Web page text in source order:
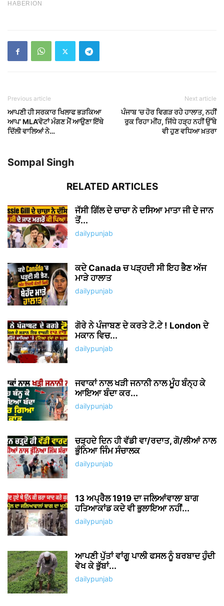
Previous article
ਆਪਣੀ ਹੀ ਸਰਕਾਰ ਖਿਲਾਫ ਭੜਕਿਆ
ਆਪ’ MLA‘ਵੋਟਾਂ ਮੰਗਣ ਮੈਂ ਆਉਣਾ ਇੱਥੇ
ਦਿੱਲੀ ਵਾਲਿਆਂ ਨੇ…
Next article
ਪੰਜਾਬ ‘ਚ ਹੋਰ ਵਿਗੜ ਰਹੇ ਹਾਲਾਤ, ਨਹੀਂ
ਰੁਕ ਰਿਹਾ ਮੀਂਹ, ਜਿੱਧੇ ਹੜ੍ਹ ਨਹੀਂ ਉੱਥੇ
ਵੀ ਹੁਣ ਵਧਿਆ ਖ਼ਤਰਾ
Sompal Singh
RELATED ARTICLES
ਜੱਸੀ ਗਿੱਲ ਦੇ ਚਾਚਾ ਨੇ ਦਸਿਆ ਮਾਤਾ ਜੀ ਦੇ ਜਾਨ
ਤੋਂ...
dailypunjab
ਕਦੇ Canada ਚ ਪੜ੍ਹਦੀ ਸੀ ਇਹ ਭੈਣ ਅੱਜ
ਮਾੜੇ ਹਾਲਾਤ
dailypunjab
ਗੋਰੇ ਨੇ ਪੰਜਾਬਣ ਦੇ ਕਰਤੇ ਟੋ.ਟੇ ! London ਦੇ
ਮਕਾਨ ਵਿਚ...
dailypunjab
ਜਵਾਕਾਂ ਨਾਲ ਖੜੀ ਜਨਾਨੀ ਨਾਲ ਮੂੰਹ ਬੰਨ੍ਹ ਕੇ
ਆਇਆ ਬੰਦਾ ਕਰ...
dailypunjab
ਚੜ੍ਹਦੇ ਦਿਨ ਹੀ ਵੱਡੀ ਵਾ/ਰਦਾਤ, ਗੋ/ਲੀਆਂ ਨਾਲ
ਭੁੰਨਿਆ ਜਿੰਮ ਸੰਚਾਲਕ
dailypunjab
13 ਅਪ੍ਰੈਲ 1919 ਦਾ ਜਲਿਆਂਵਾਲਾ ਬਾਗ
ਹਤਿਆਕਾਂਡ ਕਦੇ ਵੀ ਭੁਲਾਇਆ ਨਹੀਂ...
dailypunjab
ਆਪਣੀ ਪੁੱਤਾਂ ਵਾਂਗੂ ਪਾਲੀ ਫਸਲ ਨੂੰ ਬਰਬਾਦ ਹੁੰਦੀ
ਵੇਖ ਕੇ ਭੁੱਬਾਂ...
dailypunjab